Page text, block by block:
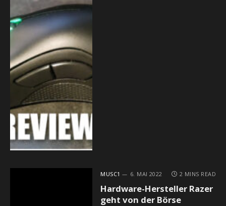
MUSC1 6. MAI 2022 2 MINS READ
Hardware-Hersteller Razer
geht von der Börse